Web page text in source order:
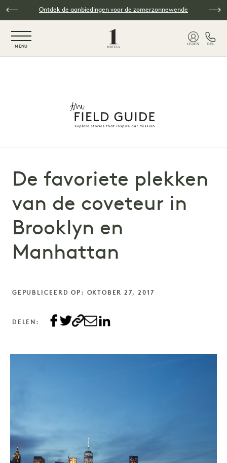
Overslaan naar hoofdinhoud
Ontdek de aanbiedingen voor de zomerzonnewende
MENU
LEDEN BEL
De favoriete plekken
van de coveteur in
Brooklyn en
Manhattan
GEPUBLICEERD OP: OKTOBER 27, 2017
DELEN: